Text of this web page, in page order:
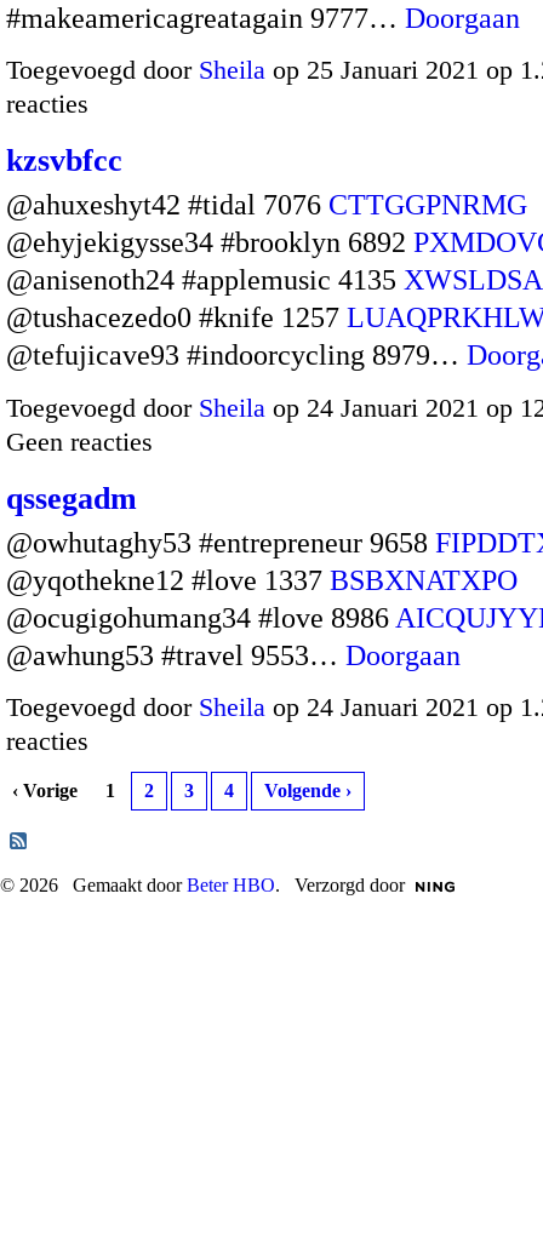
#makeamericagreatagain 9777… Doorgaan
Toegevoegd door Sheila op 25 Januari 2021 op
reacties
kzsvbfcc
@ahuxeshyt42 #tidal 7076 CTTGGPNRMG
@ehyjekigysse34 #brooklyn 6892
@anisenoth24 #applemusic 4135
@tushacezedo0 #knife 1257
@tefujicave93 #indoorcycling 8979…
Toegevoegd door Sheila op 24 Januari 2021 op
Geen reacties
qssegadm
@owhutaghy53 #entrepreneur 9658
@yqothekne12 #love 1337 BSBXNATXPO
@ocugigohumang34 #love 8986
@awhung53 #travel 9553… Doorgaan
Toegevoegd door Sheila op 24 Januari 2021 op
reacties
‹ Vorige 1 2 3 4 Volgende ›
© 2026 Gemaakt doorBeter HBO. Verzorgd door